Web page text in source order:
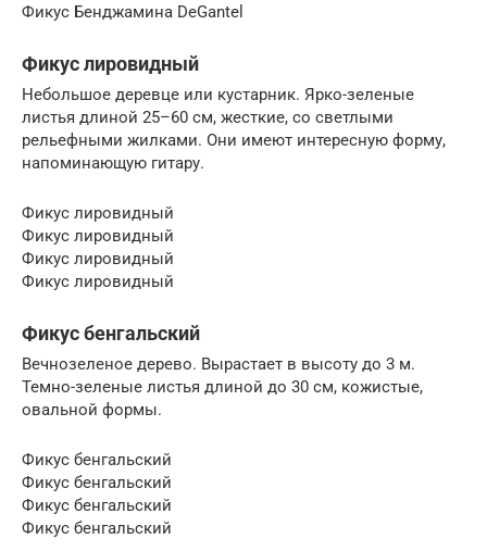
Фикус Бенджамина DeGantel
Фикус лировидный
Небольшое деревце или кустарник. Ярко-зеленые
листья длиной 25–60 см, жесткие, со светлыми
рельефными жилками. Они имеют интересную форму,
напоминающую гитару.
Фикус лировидный
Фикус лировидный
Фикус лировидный
Фикус лировидный
Фикус бенгальский
Вечнозеленое дерево. Вырастает в высоту до 3 м.
Темно-зеленые листья длиной до 30 см, кожистые,
овальной формы.
Фикус бенгальский
Фикус бенгальский
Фикус бенгальский
Фикус бенгальский